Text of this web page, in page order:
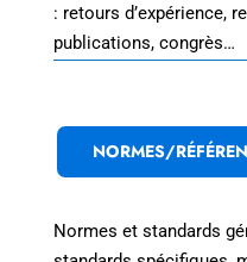
: retours d’expérience,
publications, congrès…
NORMES/
Normes et standards